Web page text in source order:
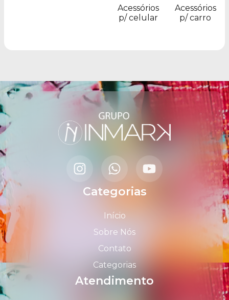
Acessórios
p/ celular
Acessórios
p/ carro
Categorias
Início
Sobre Nós
Contato
Categorias
Atendimento